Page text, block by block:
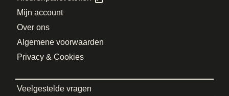
Mijn account
Over ons
Algemene voorwaarden
Privacy & Cookies
Veelgestelde vragen